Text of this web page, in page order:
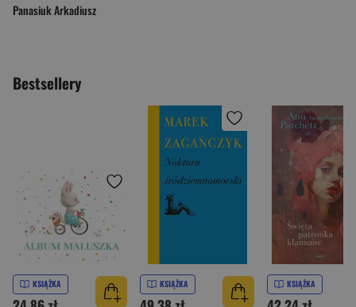
Panasiuk Arkadiusz
Bestsellery
KSIĄŻKA KSIĄŻKA KSIĄŻKA